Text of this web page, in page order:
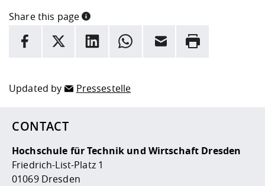
Share this page
INFORMATION
facebook
X LinkedInwhatsappEmail Rrint
Updated by Pressestelle
CONTACT
Hochschule für Technik und Wirtschaft Dresden
Friedrich-List-Platz 1
01069 Dresden